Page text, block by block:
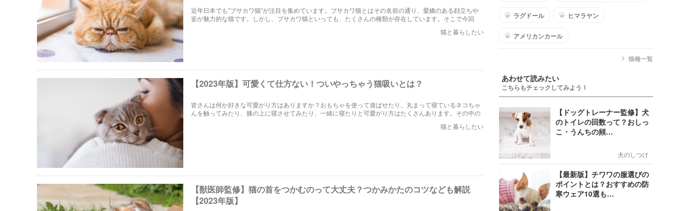
近年日本でも”ブサカワ猫”が注目を集めています。ブサカワ猫とはその名前の通り、愛嬌のある顔立ちや
姿が魅力的な猫です。しかし、ブサカワ猫といっても、たくさんの種類が存在しています。そこで今回
猫と暮らしたい
【2023年版】可愛くて仕方ない！ついやっちゃう猫吸いとは？
皆さんは何か好きな可愛がり方はありますか？おもちゃを使って遊ばせたり、丸まって寝ているネコちゃ
んを触ってみたり、膝の上に寝させてみたり、一緒に寝たりと可愛がり方はたくさんあります。その中の
猫と暮らしたい
【獣医師監修】猫の首をつかむのって大丈夫？つかみかたのコツなども解説
【2023年版】
ラグドール ヒマラヤン
アメリカンカール
猫種一覧
あわせて読みたい
こちらもチェックしてみよう！
【ドッグトレーナー監修】犬
のトイレの回数って？おしっ
こ・うんちの頻…
犬のしつけ
【最新版】チワワの服選びの
ポイントとは？おすすめの防
寒ウェア10選も…